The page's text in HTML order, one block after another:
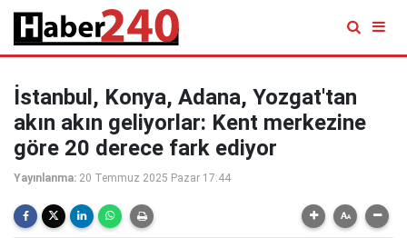
İstanbul, Konya, Adana, Yozgat'tan
akın akın geliyorlar: Kent merkezine
göre 20 derece fark ediyor
Yayınlanma: 20 Temmuz 2025 Pazar 17:44